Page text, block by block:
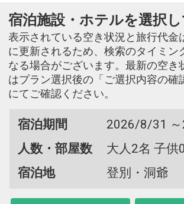
宿泊施設・ホテルを選択
表示されている空き状況と旅行代金
に更新されるため、検索のタイミン
なる場合がございます。最新の空き
はプラン選択後の「ご選択内容の確
にてご確認ください。
宿泊期間
2026/8/31
人数・部屋数
大人2名 子供
宿泊地
登別・洞爺